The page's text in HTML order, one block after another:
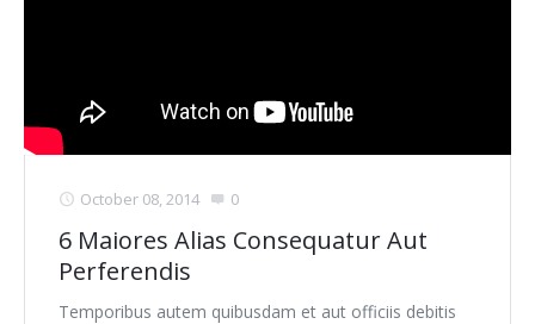
October 08, 2014 0
6 Maiores Alias Consequatur Aut
Perferendis
Temporibus autem quibusdam et aut officiis debitis